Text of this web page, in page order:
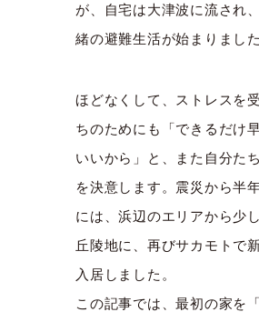
が、自宅は大津波に流され
緒の避難生活が始まりました
ほどなくして、ストレスを
ちのためにも「できるだけ
いいから」と、また自分た
を決意します。震災から半
には、浜辺のエリアから少
丘陵地に、再びサカモトで
入居しました。
この記事では、最初の家を